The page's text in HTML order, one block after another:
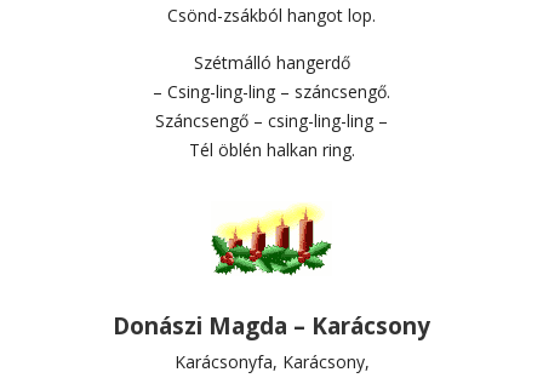
Csönd-zsákból hangot lop.
Szétmálló hangerdő
– Csing-ling-ling – száncsengő.
Száncsengő – csing-ling-ling –
Tél öblén halkan ring.
Donászi Magda – Karácsony
Karácsonyfa, Karácsony,